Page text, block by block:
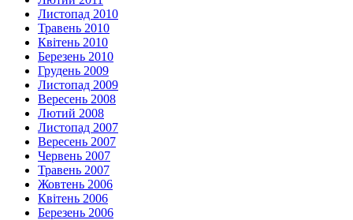
Листопад 2010
Травень 2010
Квітень 2010
Березень 2010
Грудень 2009
Листопад 2009
Вересень 2008
Лютий 2008
Листопад 2007
Вересень 2007
Червень 2007
Травень 2007
Жовтень 2006
Квітень 2006
Березень 2006